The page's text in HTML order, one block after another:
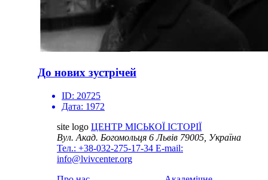
До нових зустрічей
ID: 20725
Дата: 1972
site logo ЦЕНТР МІСЬКОЇ ІСТОРІЇ
Вул. Акад. Богомольця 6Львів 79005, Україна
Тел.: +38-032-275-17-34 E-mail:
info@lvivcenter.org